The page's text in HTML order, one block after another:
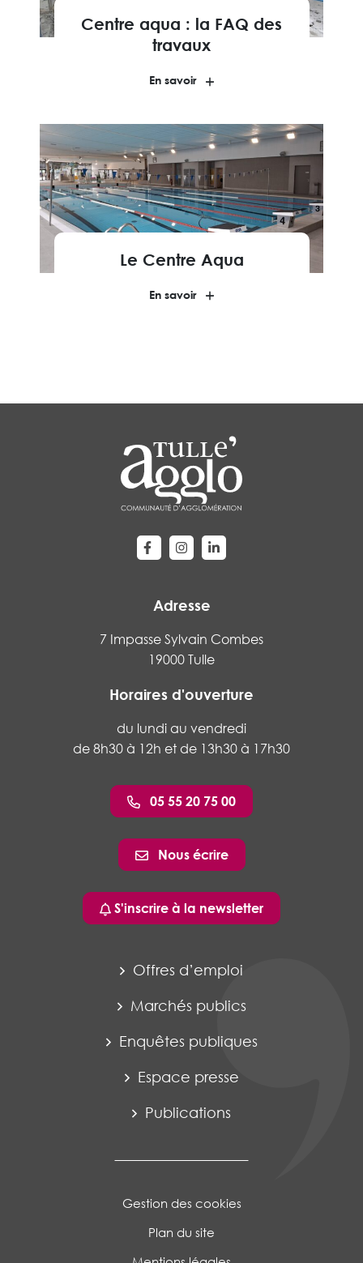
Centre aqua : la FAQ des
travaux
En savoir
Le Centre Aqua
En savoir
Lien vers le compte Facebook
Lien vers le compte Instagram
Lien vers le compte
Adresse
7 Impasse Sylvain Combes
19000 Tulle
Horaires d'ouverture
du lundi au vendredi
de 8h30 à 12h et de 13h30 à 17h30
05 55 20 75 00
Nous écrire
S'inscrire à la newsletter
Offres d’emploi
Marchés publics
Enquêtes publiques
Espace presse
Publications
Gestion des cookies
Plan du site